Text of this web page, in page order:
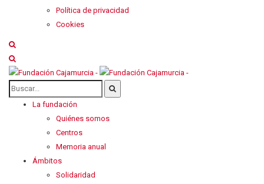
Política de privacidad
Cookies
La fundación
Quiénes somos
Centros
Memoria anual
Ámbitos
Solidaridad